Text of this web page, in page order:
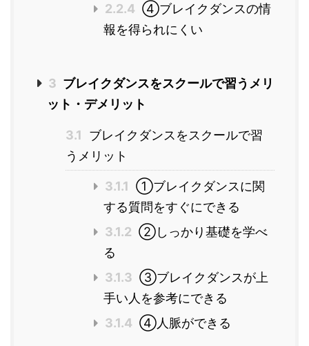
2.2.4 ④ブレイクダンスの情
報を得られにくい
3 ブレイクダンスをスクールで習うメリ
ット・デメリット
3.1
ブレイクダンスをスクールで習
うメリット
3.1.1 ①ブレイクダンスに関
する質問をすぐにできる
3.1.2 ②しっかり基礎を学べ
る
3.1.3 ③ブレイクダンスが上
手い人を参考にできる
3.1.4 ④人脈ができる